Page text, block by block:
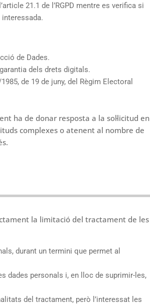
21.1 de l’RGPD mentre es verifica si
de Dades.
dels drets digitals.
de 19 de juny, del Règim Electoral
ha de donar resposta a la sol·licitud en
complexes o atenent al nombre de
la limitació del tractament de les
durant un termini que permet al
dades personals i, en lloc de suprimir-les,
del tractament, però l’interessat les